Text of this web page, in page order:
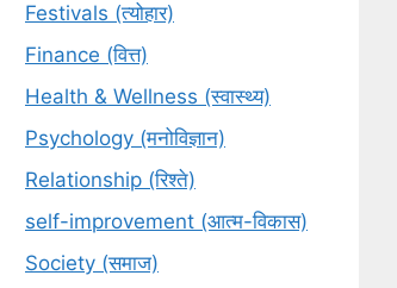
Festivals (त्योहार)
Finance (वित्त)
Health & Wellness (स्वास्थ्य)
Psychology (मनोविज्ञान)
Relationship (रिश्ते)
self-improvement (आत्म-विकास)
Society (समाज)